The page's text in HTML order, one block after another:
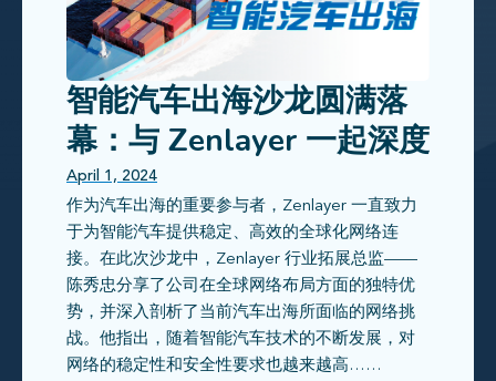
智能汽车出海沙龙圆满落
幕：与 Zenlayer 一起深度
探讨全球化网络挑战与合
规新篇章
April 1, 2024
作为汽车出海的重要参与者，Zenlayer 一直致力
于为智能汽车提供稳定、高效的全球化网络连
接。在此次沙龙中，Zenlayer 行业拓展总监——
陈秀忠分享了公司在全球网络布局方面的独特优
势，并深入剖析了当前汽车出海所面临的网络挑
战。他指出，随着智能汽车技术的不断发展，对
网络的稳定性和安全性要求也越来越高……